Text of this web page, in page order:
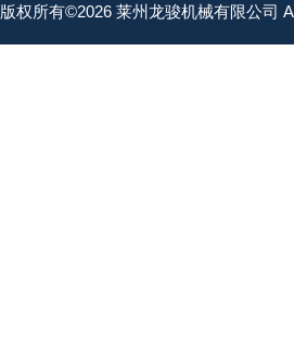
版权所有©2026 莱州龙骏机械有限公司